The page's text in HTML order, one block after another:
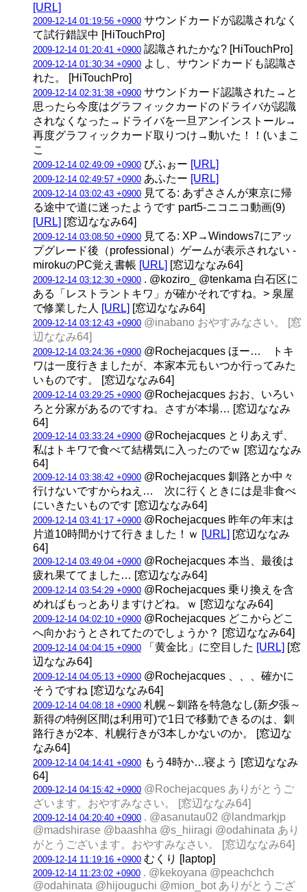
[URL]
2009-12-14 01:19:56 +0900 サウンドカードが認識されなく
て試行錯誤中 [HiTouchPro]
2009-12-14 01:20:41 +0900 認識されたかな? [HiTouchPro]
2009-12-14 01:30:34 +0900 よし、サウンドカードも認識さ
れた。 [HiTouchPro]
2009-12-14 02:31:38 +0900 サウンドカード認識された→と
思ったら今度はグラフィックカードのドライバが認識
されなくなった→ドライバを一旦アンインストール→
再度グラフィックカード取りつけ→動いた！！(いまこ
こ
2009-12-14 02:49:09 +0900 びふぉー [URL]
2009-12-14 02:49:57 +0900 あふたー [URL]
2009-12-14 03:02:43 +0900 見てる: あずささんが東京に帰
る途中で道に迷ったようです part5‐ニコニコ動画(9)
[URL] [窓辺ななみ64]
2009-12-14 03:08:50 +0900 見てる: XP→Windows7にアッ
プグレード後（professional）ゲームが表示されない -
mirokuのPC覚え書帳 [URL] [窓辺ななみ64]
2009-12-14 03:12:30 +0900 . @koziro_ @tenkama 白石区に
ある「レストラントキワ」が確かそれですね。> 泉屋
で修業した人 [URL] [窓辺ななみ64]
2009-12-14 03:12:43 +0900 @inabano おやすみなさい。 [窓
辺ななみ64]
2009-12-14 03:24:36 +0900 @Rochejacques ほー… トキ
ワは一度行きましたが、本家本元もいつか行ってみた
いものです。 [窓辺ななみ64]
2009-12-14 03:29:25 +0900 @Rochejacques おお、いろい
ろと分家があるのですね。さすが本場… [窓辺ななみ
64]
2009-12-14 03:33:24 +0900 @Rochejacques とりあえず、
私はトキワで食べて結構気に入ったのでｗ [窓辺ななみ
64]
2009-12-14 03:38:42 +0900 @Rochejacques 釧路とか中々
行けないですからねえ… 次に行くときには是非食べ
にいきたいものです [窓辺ななみ64]
2009-12-14 03:41:17 +0900 @Rochejacques 昨年の年末は
片道10時間かけて行きました！ｗ [URL] [窓辺ななみ
64]
2009-12-14 03:49:04 +0900 @Rochejacques 本当、最後は
疲れ果ててました… [窓辺ななみ64]
2009-12-14 03:54:29 +0900 @Rochejacques 乗り換えを含
めればもっとありますけどね。ｗ [窓辺ななみ64]
2009-12-14 04:02:10 +0900 @Rochejacques どこからどこ
へ向かおうとされてたのでしょうか？ [窓辺ななみ64]
2009-12-14 04:04:15 +0900 「黄金比」に空目した [URL] [窓
辺ななみ64]
2009-12-14 04:05:13 +0900 @Rochejacques 、、、確かに
そうですね [窓辺ななみ64]
2009-12-14 04:08:18 +0900 札幌～釧路を特急なし(新夕張～
新得の特例区間は利用可)で1日で移動できるのは、釧
路行きが2本、札幌行きが3本しかないのか。 [窓辺な
なみ64]
2009-12-14 04:14:41 +0900 もう4時か…寝よう [窓辺ななみ
64]
2009-12-14 04:15:42 +0900 @Rochejacques ありがとうご
ざいます。おやすみなさい。 [窓辺ななみ64]
2009-12-14 04:20:40 +0900 . @asanutau02 @landmarkjp
@madshirase @baashha @s_hiiragi @odahinata あり
がとうございます。おやすみなさい。 [窓辺ななみ64]
2009-12-14 11:19:16 +0900 むくり [laptop]
2009-12-14 11:23:02 +0900 . @kekoyana @peachchch
@odahinata @hijouguchi @mion_bot ありがとうござ